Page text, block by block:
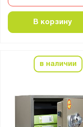
В корзину
в наличии